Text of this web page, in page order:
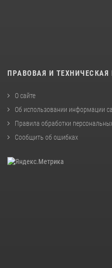
ПРАВОВАЯ И
О сайте
Об использовании информации
Правила обработки
Сообщить об ошибках